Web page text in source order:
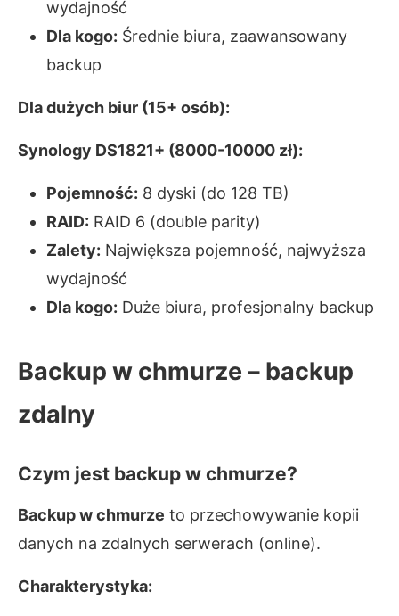
wydajność
Dla kogo: Średnie biura, zaawansowany
backup
Dla dużych biur (15+ osób):
Synology DS1821+ (8000-10000 zł):
Pojemność: 8 dyski (do 128 TB)
RAID: RAID 6 (double parity)
Zalety: Największa pojemność, najwyższa
wydajność
Dla kogo: Duże biura, profesjonalny backup
Backup w chmurze – backup
zdalny
Czym jest backup w chmurze?
Backup w chmurze to przechowywanie kopii
danych na zdalnych serwerach (online).
Charakterystyka: